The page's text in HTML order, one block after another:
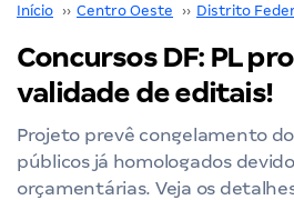
Início ›› Centro Oeste ›› Distrito
Concursos DF: PL
validade de editais!
Projeto prevê congelamento
públicos já homologados
orçamentárias. Veja os